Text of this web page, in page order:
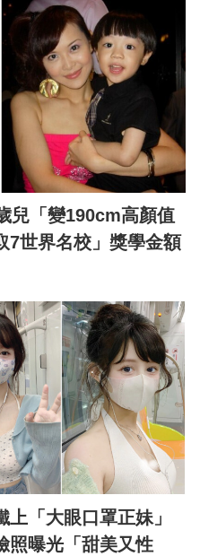
兒「變190cm高顏值
世界名校」獎學金額
「大眼口罩正妹」
曝光「甜美又性